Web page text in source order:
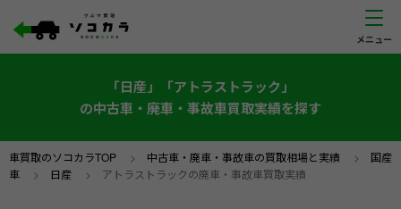
「日産」「アトラストラック」
の中古車・廃車・事故車買取実績を探す
車買取のソコカラTOP > 中古車・廃車・事故車の買取相場と実績 > 国産
車 > 日産 > アトラストラックの廃車・事故車買取実績